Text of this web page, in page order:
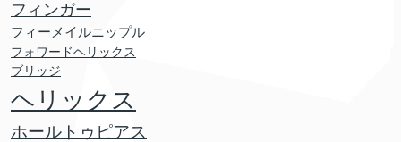
フィンガー
フィーメイルニップル
フォワードヘリックス
ブリッジ
ヘリックス
ホールトゥピアス